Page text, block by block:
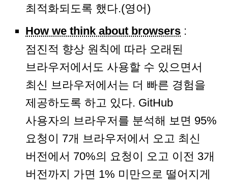
최적화되도록 했다.(영어)
How we think about browsers :
점진적 향상 원칙에 따라 오래된
브라우저에서도 사용할 수 있으면서
최신 브라우저에서는 더 빠른 경험을
제공하도록 하고 있다. GitHub
사용자의 브라우저를 분석해 보면 95%
요청이 7개 브라우저에서 오고 최신
버전에서 70%의 요청이 오고 이전 3개
버전까지 가면 1% 미만으로 떨어지게